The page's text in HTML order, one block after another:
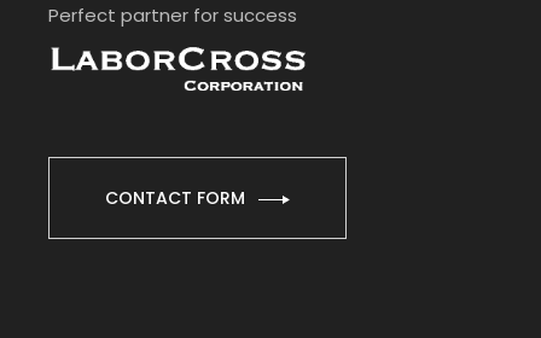
Perfect partner for success
CONTACT FORM